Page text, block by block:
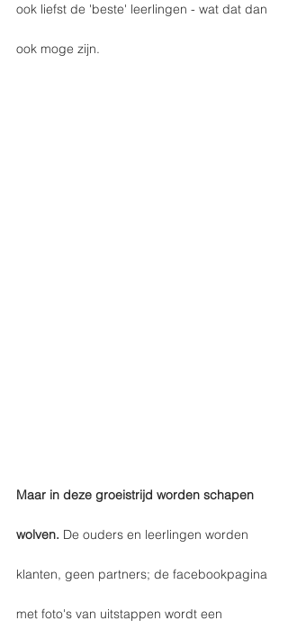
ook liefst de 'beste' leerlingen - wat dat dan
ook moge zijn.
Maar in deze groeistrijd worden schapen
wolven. De ouders en leerlingen worden
klanten, geen partners; de facebookpagina
met foto's van uitstappen wordt een